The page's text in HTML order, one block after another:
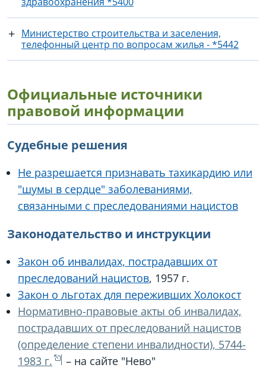
Министерство строительства и заселения,
телефонный центр по вопросам жилья - *5442
Официальные источники
правовой информации
Судебные решения
Не разрешается признавать тахикардию или
"шумы в сердце" заболеваниями,
связанными с преследованиями нацистов
Законодательство и инструкции
Закон об инвалидах, пострадавших от
преследований нацистов, 1957 г.
Закон о льготах для переживших Холокост
Нормативно-правовые акты об инвалидах,
пострадавших от преследований нацистов
(определение степени инвалидности), 5744-
1983 г.
– на сайте "Нево"